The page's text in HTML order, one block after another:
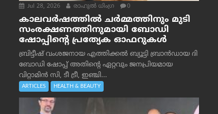
Jul 28, 2026 രാഹുല്‍ ധിംഗ്ര 0
കാലവർഷത്തിൽ ചർമ്മത്തിനും മുടി
സംരക്ഷണത്തിനുമായി ബോഡി
ഷോപ്പിന്റെ പ്രത്യേക ഓഫറുകൾ
ബ്രിട്ടീഷ് വംശജനായ എത്തിക്കൽ ബ്യൂട്ടി ബ്രാൻഡായ ദി
ബോഡി ഷോപ്പ് അതിന്റെ ഏറ്റവും ജനപ്രിയമായ
വിറ്റാമിൻ സി, ടീ ട്രീ, ഇഞ്ചി...
ARTICLES HEALTH & BEAUTY